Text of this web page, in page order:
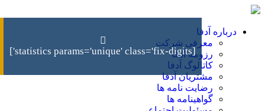
درباره آدفا
معرفی شرکت
رزومه آدفا
کاتالوگ آدفا
مشتریان آدفا
رضایت نامه ها
گواهینامه ها
[statistics params='unique' class='fix-digits']